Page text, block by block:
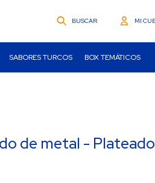
SABORES TURCOS BOX TEMÁTICOS
de metal - Plateado